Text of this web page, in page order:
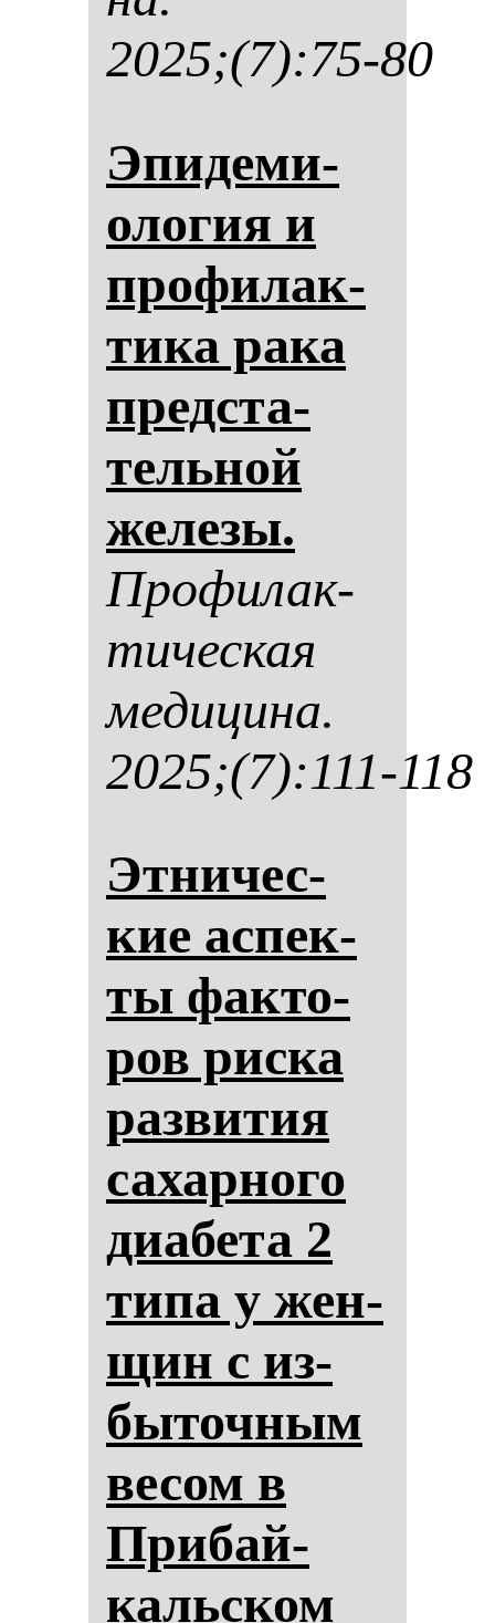
2025;(7):75-80
Эпи­де­ми­
оло­гия и
про­фи­лак­
ти­ка ра­ка
пред­ста­
тель­ной
же­ле­зы.
Про­фи­лак­
ти­чес­кая
ме­ди­ци­на.
2025;(7):111-118
Эт­ни­чес­
кие ас­пек­
ты фак­то­
ров рис­ка
раз­ви­тия
са­хар­но­го
ди­абе­та 2
ти­па у жен­
щин с из­
бы­точ­ным
ве­сом в
При­бай­
кальском